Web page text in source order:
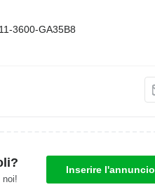
3600-GA35B8
noi!
Inserire l'annuncio